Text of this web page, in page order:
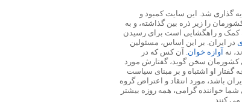
محله در ۱۳ اسفند ۱۳۸۷ پایه گذاری شد. این سایت کمبود و
را زیر ذره بین گذاشته، و به
کمک و راهگشایی است برای رسیدن
در ایران. بر این اساس، مسئولین
نه آوازه خوان. آن کس که در
کشورمان سخن گوید، گفتارش مورد
گفتار او اشتباه و بر مبنای سیاست
باشد، مورد انتقاد و اعتراض گروه
خواننده گرامی، همه روزه بیشتر